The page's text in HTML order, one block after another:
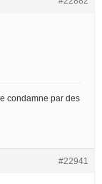
condamne par des
#22941